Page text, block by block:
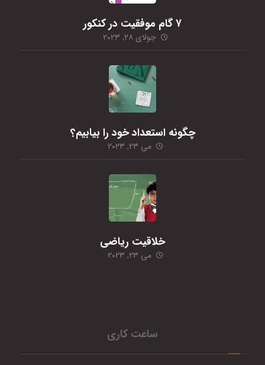
۷ گام موفقیت در کنکور
جولای ۲۸, ۲۰۲۳
چگونه استعداد خود را بیابیم؟
می ۲۳, ۲۰۲۳
خلاقیت ریاضی
می ۲۳, ۲۰۲۳
ساعت کاری